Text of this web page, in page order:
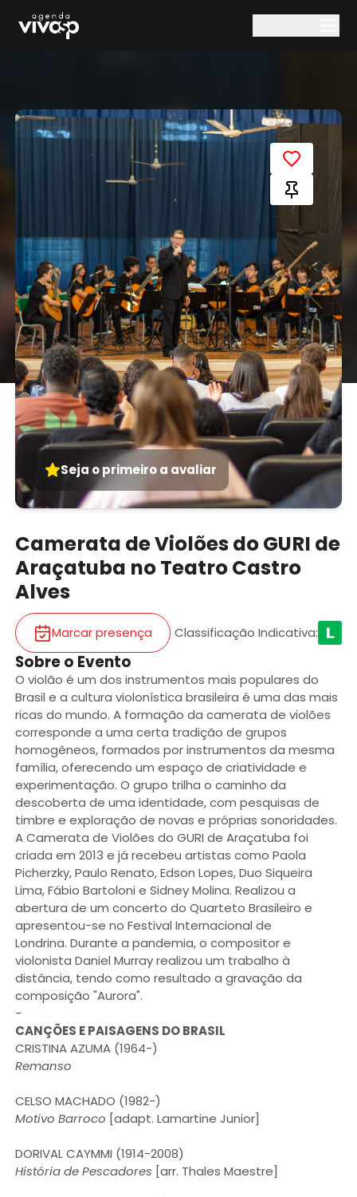
Seja o primeiro a avaliar
Camerata de Violões do GURI de
Araçatuba no Teatro Castro
Alves
Marcar presença Classificação Indicativa:
Sobre o Evento
O violão é um dos instrumentos mais populares do
Brasil e a cultura violonística brasileira é uma das mais
ricas do mundo. A formação da camerata de violões
corresponde a uma certa tradição de grupos
homogêneos, formados por instrumentos da mesma
família, oferecendo um espaço de criatividade e
experimentação. O grupo trilha o caminho da
descoberta de uma identidade, com pesquisas de
timbre e exploração de novas e próprias sonoridades.
A Camerata de Violões do GURI de Araçatuba foi
criada em 2013 e já recebeu artistas como Paola
Picherzky, Paulo Renato, Edson Lopes, Duo Siqueira
Lima, Fábio Bartoloni e Sidney Molina. Realizou a
abertura de um concerto do Quarteto Brasileiro e
apresentou-se no Festival Internacional de
Londrina. Durante a pandemia, o compositor e
violonista Daniel Murray realizou um trabalho à
distância, tendo como resultado a gravação da
composição "Aurora".
-
CANÇÕES E PAISAGENS DO BRASIL
CRISTINA AZUMA (1964-)
Remanso
CELSO MACHADO (1982-)
Motivo Barroco [adapt. Lamartine Junior]
DORIVAL CAYMMI (1914-2008)
História de Pescadores [arr. Thales Maestre]